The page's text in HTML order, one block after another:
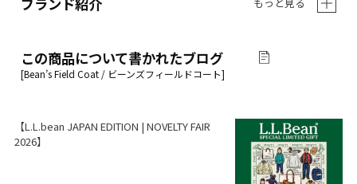
もっと見る
この商品について書かれたブログ
【L.L.bean JAPAN EDITION | NOVELTY FAIR
2026】